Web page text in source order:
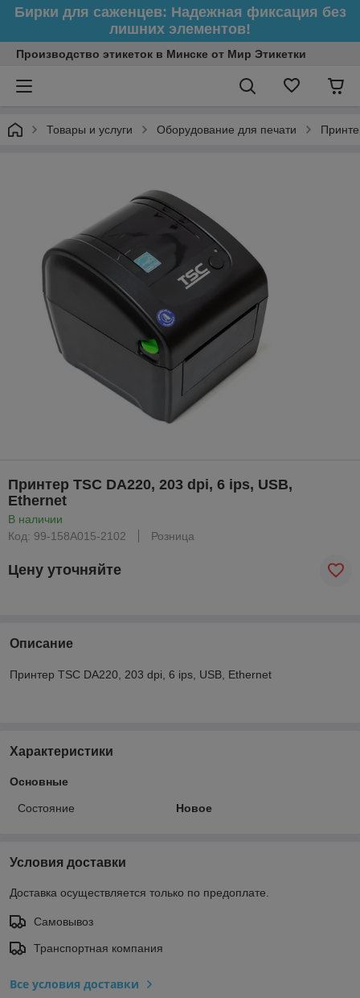
Бирки для саженцев: Надежная фиксация без
лишних элементов!
Производство этикеток в Минске от Мир Этикетки
Товары и услуги Оборудование для печати
Принтер TSC DA220, 203 dpi, 6 ips, USB,
Ethernet
В наличии
Код: 99-158A015-2102
Розница
Цену уточняйте
Описание
Принтер TSC DA220, 203 dpi, 6 ips, USB, Ethernet
Характеристики
Основные
Состояние Новое
Условия доставки
Доставка осуществляется только по предоплате.
Самовывоз
Транспортная компания
Все условия доставки